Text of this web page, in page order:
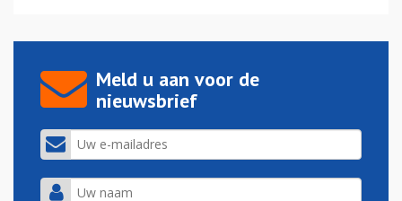
Meld u aan voor de
nieuwsbrief